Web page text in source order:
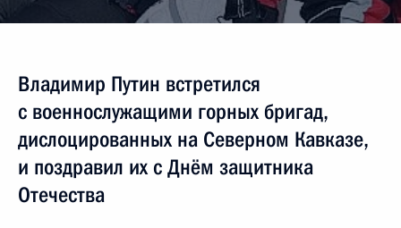
Владимир Путин встретился
с военнослужащими горных бригад,
дислоцированных на Северном Кавказе,
и поздравил их с Днём защитника
Отечества